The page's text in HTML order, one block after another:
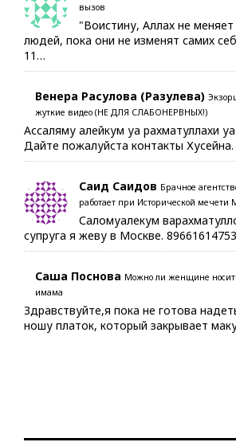
вызов
"Воистину, Аллах не
людей, пока они не изменят самих
11…
Венера Расулова (Разулева)
жуткие видео (НЕ ДЛЯ СЛАБОНЕРВНЫХ!)
Ассаляму алейкум уа рахматуллахи
Дайте пожалуйста контакты
Саид Саидов Брачное
работает при Исторической мечети
Саломуалекум
супруга я жеву в Москве. 89661614753
Саша Поснова Можно ли женщине
имама
Здравствуйте,я пока не готова
ношу платок, который закрывает